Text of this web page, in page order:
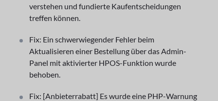
verstehen und fundierte Kaufentscheidungen
treffen können.
Fix: Ein schwerwiegender Fehler beim
Aktualisieren einer Bestellung über das Admin-
Panel mit aktivierter HPOS-Funktion wurde
behoben.
Fix: [Anbieterrabatt] Es wurde eine PHP-Warnung